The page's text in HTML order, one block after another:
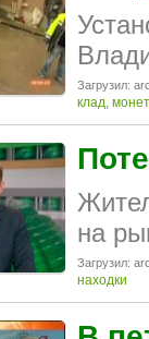
Загрузил:
клад,
на
Загрузил:
находки